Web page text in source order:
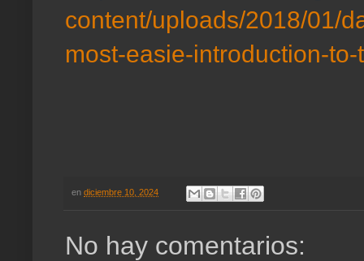
content/uploads/2018/01/
most-easie-introduction-
en diciembre 10, 2024
No hay comentarios: